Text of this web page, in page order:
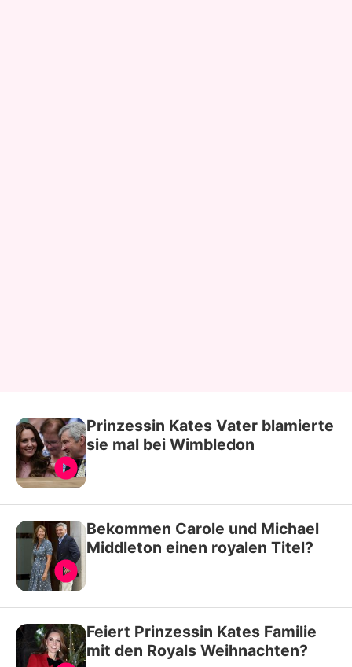
Prinzessin Kates Vater blamierte
sie mal bei Wimbledon
Bekommen Carole und Michael
Middleton einen royalen Titel?
Feiert Prinzessin Kates Familie
mit den Royals Weihnachten?